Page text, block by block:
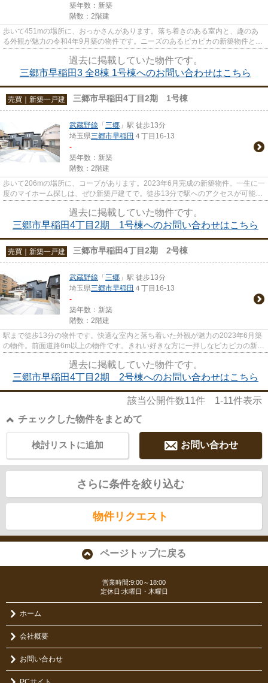
築年数：新築
階数：2階建
歩いて451mの場所に、おっかさんがあります。落ち着きのある室内と、趣のあ
る外観が魅力の令和4年9月築の物件です。ニーズのあるピカピカの新築物件とな
過去に掲載していた物件です。
三郷市早稲田3 全8棟 1号棟へのお問い合わせはこちら
売買｜新築一戸建 三郷市早稲田4丁目2期 1号棟
武蔵野線 「 三郷 」駅 徒歩13分
埼玉県三郷市早稲田 ４丁目16-13
-
築年数：新築
階数：2階建
歩いて206mの場所に、コープがあります。2023年6月完成の新築物件。一生に一
度のマイホーム探しは、ぜひ新築戸建てで。徒歩13分で駅へのアクセスが可能な
過去に掲載していた物件です。
三郷市早稲田4丁目2期 1号棟へのお問い合わせはこちら
売買｜新築一戸建 三郷市早稲田4丁目2期 2号棟
武蔵野線 「 三郷 」駅 徒歩13分
埼玉県三郷市早稲田 ４丁目16-13
-
築年数：新築
階数：2階建
駅まで徒歩13分の物件です。快適な室内と落ち着いた外観が魅力の2023年6月築
の物件。前面道路6m以上の物件です。きれい好きな方に一押しなピカピカの新築
過去に掲載していた物件です。
三郷市早稲田4丁目2期 2号棟へのお問い合わせはこちら
該当公開件数11件 1-11件表示
チェックした物件をまとめて
お問い合わせ
検討リストに追加
さらに条件を絞り込む
物件リクエスト
ページトップに戻る
営業時間:9:00～18:00
定休日:水曜日・木曜日
ホーム
会社概要
お問い合わせ